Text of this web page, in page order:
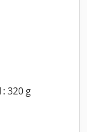
320 g